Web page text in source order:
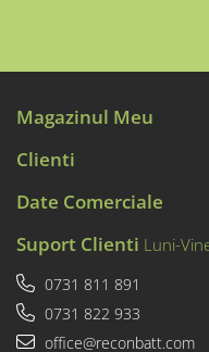
Magazinul Meu
Clienti
Date Comerciale
Suport Clienti Luni-
0731 811 891
0731 822 933
office@reconbatt.com